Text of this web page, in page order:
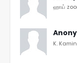
ஹாய்
K.